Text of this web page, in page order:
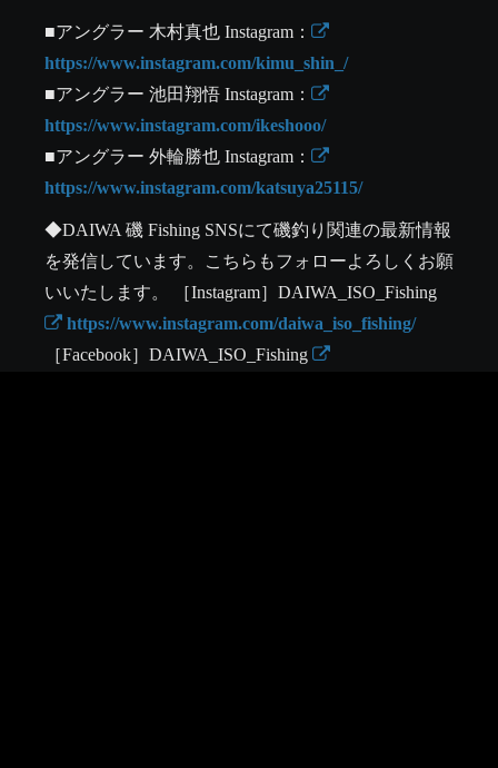
■アングラー 木村真也 Instagram：
https://www.instagram.com/kimu_shin_/
■アングラー 池田翔悟 Instagram：
https://www.instagram.com/ikeshooo/
■アングラー 外輪勝也 Instagram：
https://www.instagram.com/katsuya25115/
◆DAIWA 磯 Fishing SNSにて磯釣り関連の最新情報
を発信しています。こちらもフォローよろしくお願
いいたします。 ［Instagram］DAIWA_ISO_Fishing
https://www.instagram.com/daiwa_iso_fishing/
［Facebook］DAIWA_ISO_Fishing